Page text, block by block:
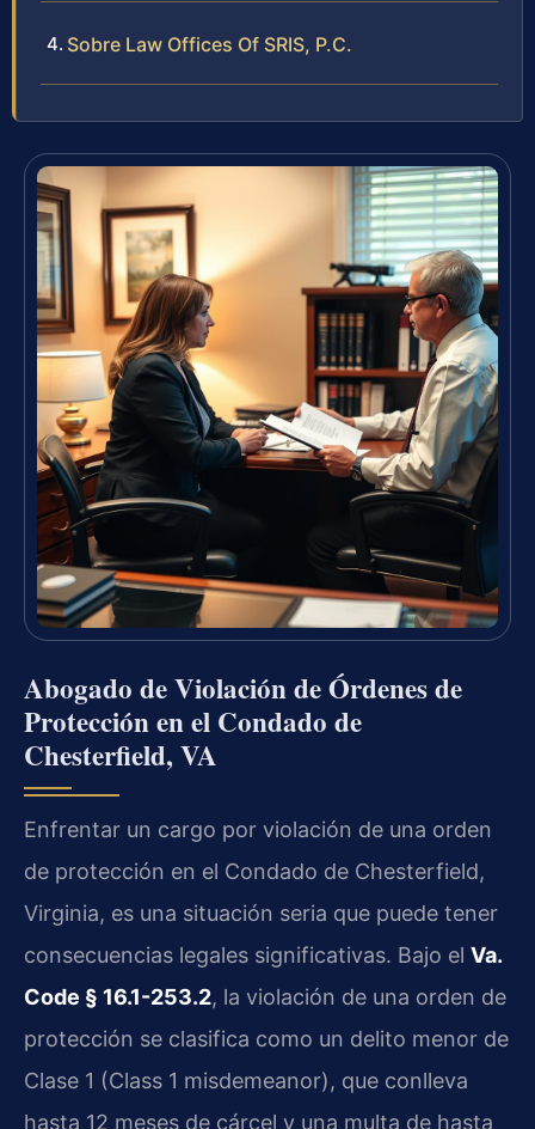
Sobre Law Offices Of SRIS, P.C.
Abogado de Violación de Órdenes de
Protección en el Condado de
Chesterfield, VA
Enfrentar un cargo por violación de una orden
de protección en el Condado de Chesterfield,
Virginia, es una situación seria que puede tener
consecuencias legales significativas. Bajo el Va.
Code § 16.1-253.2, la violación de una orden de
protección se clasifica como un delito menor de
Clase 1 (Class 1 misdemeanor), que conlleva
hasta 12 meses de cárcel y una multa de hasta